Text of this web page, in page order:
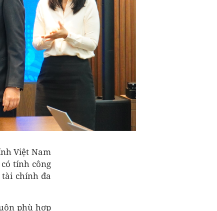
Việt Nam
tính công
tài chính đa
phù hợp